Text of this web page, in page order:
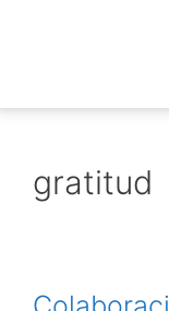
gratitud